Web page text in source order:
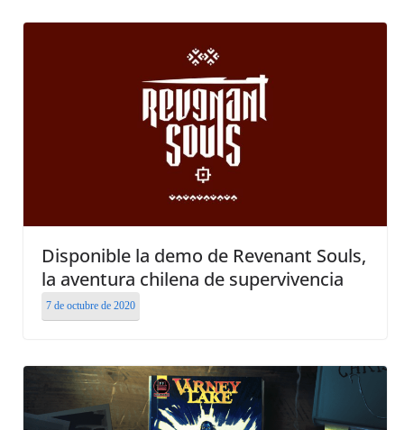
Disponible la demo de Revenant Souls,
la aventura chilena de supervivencia
7 de octubre de 2020